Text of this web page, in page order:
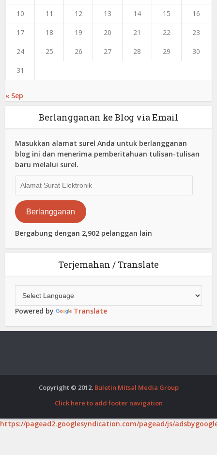
10 11 12 13 14 15 16
17 18 19 20 21 22 23
24 25 26 27 28 29 30
31
« Sep
Berlangganan ke Blog via Email
Masukkan alamat surel Anda untuk berlangganan
blog ini dan menerima pemberitahuan tulisan-tulisan
baru melalui surel.
Surat
Elektronik
Berlangganan
Bergabung dengan 2,902 pelanggan lain
Terjemahan / Translate
Powered by Translate
Copyright © 2012. Buletin Mitsal Media Group
Click here to add footer navigation
https://pagead2.googlesyndication.com/pagead/js/